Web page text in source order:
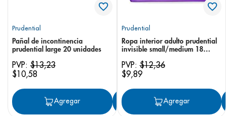
Prudential
Pañal de incontinencia
prudential large 20 unidades
PVP: $13,23
$10,58
Agregar Agregar
Prudential
Ropa interior adulto prudential
invisible small/medium 18
PVP:$12,36
$9,89
Agregar